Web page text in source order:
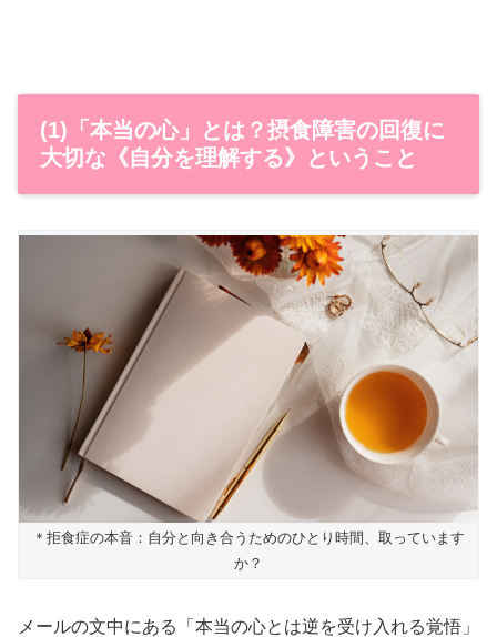
(1)「本当の心」とは？摂食障害の回復に
大切な《自分を理解する》ということ​
＊拒食症の本音：自分と向き合うためのひとり時間、取っています
か？
メールの文中にある「本当の心とは逆を受け入れる覚悟」